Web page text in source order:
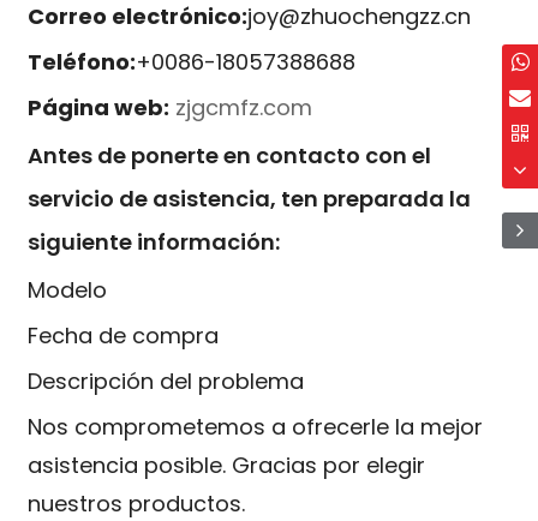
Correo electrónico:joy@zhuochengzz.cn
Teléfono:+0086-18057388688
Página web: zjgcmfz.com
Antes de ponerte en contacto con el
servicio de asistencia, ten preparada la
siguiente información:
Modelo
Fecha de compra
Descripción del problema
Nos comprometemos a ofrecerle la mejor
asistencia posible. Gracias por elegir
nuestros productos.